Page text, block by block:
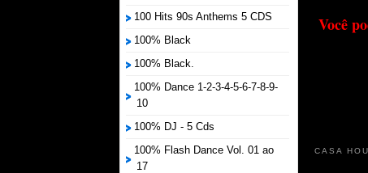
100 Hits 90s Anthems 5 CDS
100% Black
100% Black.
100% Dance 1-2-3-4-5-6-7-8-9-
10
100% DJ - 5 Cds
100% Flash Dance Vol. 01 ao
17
Você
CASA